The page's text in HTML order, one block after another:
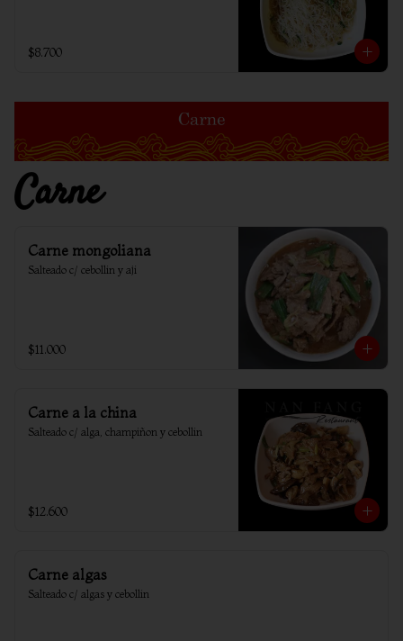
$8.700
Carne
Carne mongoliana
Salteado c/ cebollin y aji
$11.000
Carne a la china
Salteado c/ alga, champiñon y cebollin
$12.600
Carne algas
Salteado c/ algas y cebollin